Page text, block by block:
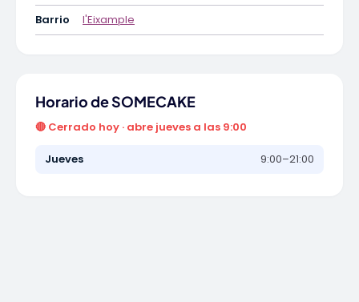
Barrio
l'Eixample
Horario de SOMECAKE
🔴 Cerrado hoy · abre jueves a las 9:00
Jueves 9:00–21:00